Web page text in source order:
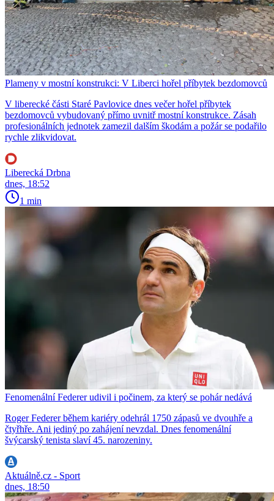
Plameny v mostní konstrukci: V Liberci hořel příbytek bezdomovců
V liberecké části Staré Pavlovice dnes večer hořel příbytek
bezdomovců vybudovaný přímo uvnitř mostní konstrukce. Zásah
profesionálních jednotek zamezil dalším škodám a požár se podařilo
rychle zlikvidovat.
Liberecká Drbna
dnes, 18:52
1 min
Fenomenální Federer udivil i počinem, za který se pohár nedává
Roger Federer během kariéry odehrál 1750 zápasů ve dvouhře a
čtyřhře. Ani jediný po zahájení nevzdal. Dnes fenomenální
švýcarský tenista slaví 45. narozeniny.
Aktuálně.cz - Sport
dnes, 18:50